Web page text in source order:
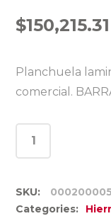
$150,215.31
Planchuela
comercial.
SKU:
Categories: